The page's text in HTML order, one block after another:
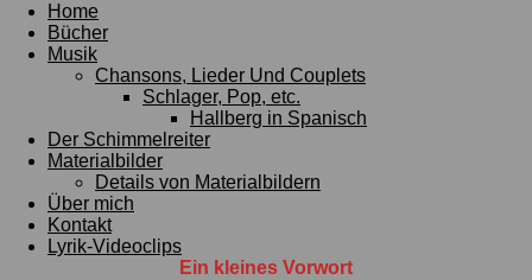
Home
Bücher
Musik
Chansons, Lieder Und Couplets
Schlager, Pop, etc.
Hallberg in Spanisch
Der Schimmelreiter
Materialbilder
Details von Materialbildern
Über mich
Kontakt
Lyrik-Videoclips
Ein kleines Vorwort